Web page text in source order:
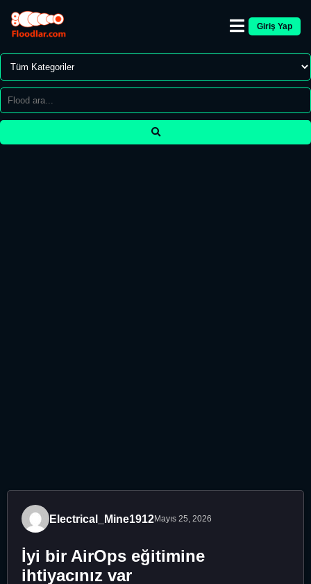
Giriş Yap
Electrical_Mine1912Mayıs 25, 2026
İyi bir AirOps eğitimine
ihtiyacınız var